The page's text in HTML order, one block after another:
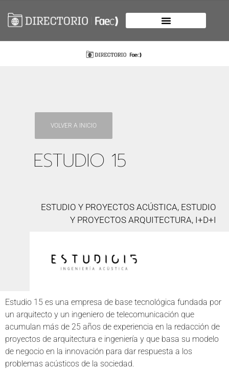
VOLVER A INICIO
ESTUDIO 15
ESTUDIO Y PROYECTOS ACÚSTICA, ESTUDIO
Y PROYECTOS ARQUITECTURA, I+D+I
Estudio 15 es una empresa de base tecnológica fundada por
un arquitecto y un ingeniero de telecomunicación que
acumulan más de 25 años de experiencia en la redacción de
proyectos de arquitectura e ingeniería y que basa su modelo
de negocio en la innovación para dar respuesta a los
problemas acústicos de la sociedad.